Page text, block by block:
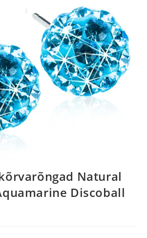
Natural
Discoball